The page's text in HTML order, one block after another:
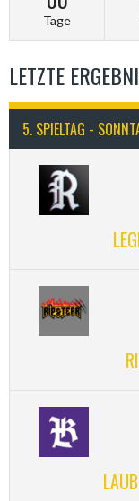
Tage
LETZTE
5. SPIELTAG -